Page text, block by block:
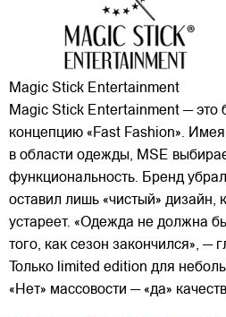
Magic Stick Entertainment
Magic Stick Entertainment — это
концепцию «Fast Fashion».
в области одежды, MSE
функциональность. Бренд
оставил лишь «чистый» дизайн,
устареет. «Одежда не должна
того, как сезон закончился», —
Только limited edition для
«Нет» массовости — «да»